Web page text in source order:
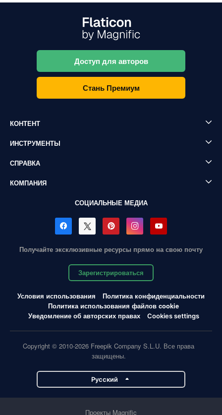
Доступ для авторов
Стань Премиум
КОНТЕНТ
ИНСТРУМЕНТЫ
СПРАВКА
КОМПАНИЯ
СОЦИАЛЬНЫЕ МЕДИА
Получайте эксклюзивные ресурсы прямо на свою почту
Зарегистрироваться
Условия использования
Политика конфиденциальности
Политика использования файлов cookie
Уведомление об авторских правах
Cookies settings
Copyright © 2010-2026 Freepik Company S.L.U. Все права
защищены.
Pусский
Проекты Magnific